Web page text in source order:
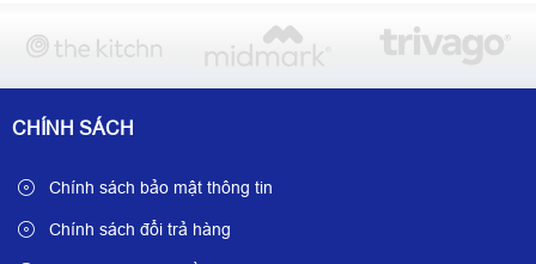
CHÍNH SÁCH
Chính sách bảo mật thông tin
Chính sách đổi trả hàng